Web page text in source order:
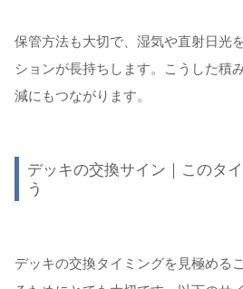
保管方法も大切で、湿気や直射日光
ションが長持ちします。こうした積
減にもつながります。
デッキの交換サイン｜このタ
う
デッキの交換タイミングを見極める